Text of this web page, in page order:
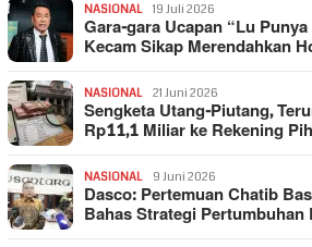
NASIONAL 19 Juli 2026
Gara-gara Ucapan “Lu
Kecam Sikap Merendahkan
NASIONAL 21 Juni 2026
Sengketa Utang-Piutang,
Rp11,1 Miliar ke Rekening
NASIONAL 9 Juni 2026
Dasco: Pertemuan Chatib
Bahas Strategi Pertumbuhan